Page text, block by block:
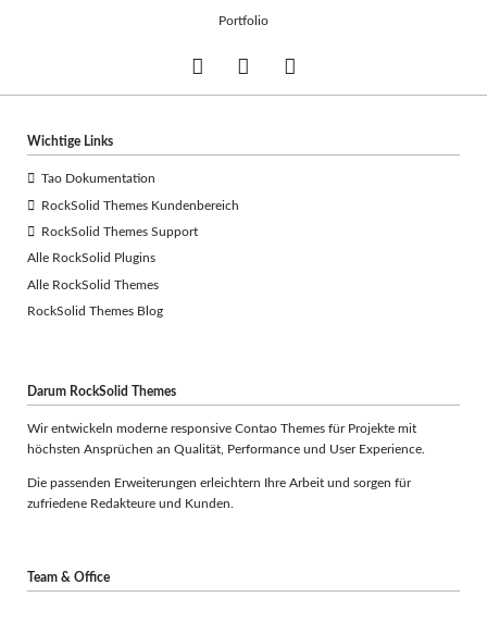
Portfolio
Wichtige Links
Tao Dokumentation
RockSolid Themes Kundenbereich
RockSolid Themes Support
Alle RockSolid Plugins
Alle RockSolid Themes
RockSolid Themes Blog
Darum RockSolid Themes
Wir entwickeln moderne responsive Contao Themes für Projekte mit
höchsten Ansprüchen an Qualität, Performance und User Experience.
Die passenden Erweiterungen erleichtern Ihre Arbeit und sorgen für
zufriedene Redakteure und Kunden.
Team & Office